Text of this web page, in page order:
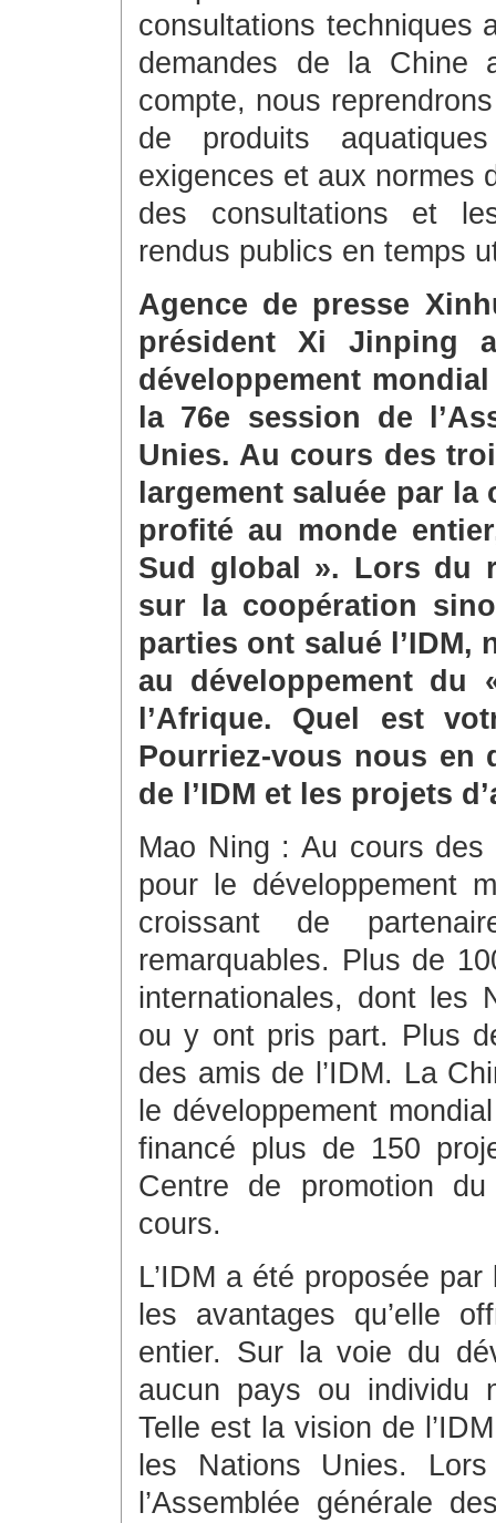
consultations techniques
demandes de la Chine
compte, nous
de produits
exigences et aux normes
des consultations et
rendus publics en temps
Agence de presse
président Xi Jinping
développement
la 76e session de
Unies. Au cours des
largement saluée par
profité au monde
Sud global ». Lors du
sur la coopération
parties ont salué l’IDM,
au développement
l’Afrique. Quel est
Pourriez-vous nous
de l’IDM et les projets
Mao Ning : Au cours des
pour le développement
croissant de
remarquables. Plus de
internationales, dont les
ou y ont pris part. Plus
des amis de l’IDM. La
le développement
financé plus de 150
Centre de promotion
cours.
L’IDM a été proposée
les avantages qu’elle
entier. Sur la voie du
aucun pays ou individu
Telle est la vision de
les Nations Unies.
l’Assemblée générale